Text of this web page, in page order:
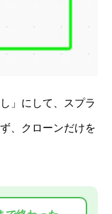
」にして、スプラ
、クローンだけを